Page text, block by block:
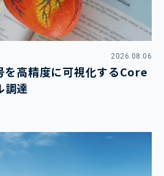
2026.08.06
を高精度に可視化するCore
調達